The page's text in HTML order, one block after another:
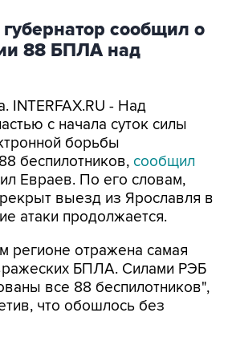
сообщил о
88 БПЛА над
INTERFAX.RU - Над
с начала суток силы
борьбы
беспилотников, сообщил
Евраев. По его словам,
выезд из Ярославля в
атаки продолжается.
регионе отражена самая
БПЛА. Силами РЭБ
все 88 беспилотников",
что обошлось без